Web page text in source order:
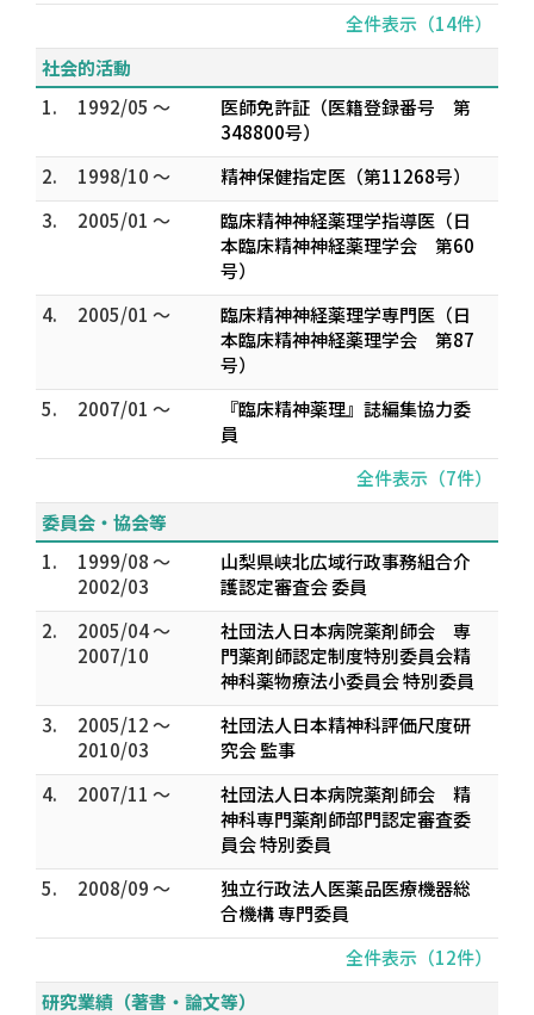
全件表示（14件）
社会的活動
1.
1992/05 ～
医師免許証（医籍登録番号 第
348800号）
2.
1998/10 ～
精神保健指定医（第11268号）
3.
2005/01 ～
臨床精神神経薬理学指導医（日
本臨床精神神経薬理学会 第60
号）
4.
2005/01 ～
臨床精神神経薬理学専門医（日
本臨床精神神経薬理学会 第87
号）
5.
2007/01 ～
『臨床精神薬理』誌編集協力委
員
全件表示（7件）
委員会・協会等
1.
1999/08 ～
2002/03
山梨県峡北広域行政事務組合介
護認定審査会 委員
2.
2005/04 ～
2007/10
社団法人日本病院薬剤師会 専
門薬剤師認定制度特別委員会精
神科薬物療法小委員会 特別委員
3.
2005/12 ～
2010/03
社団法人日本精神科評価尺度研
究会 監事
4.
2007/11 ～
社団法人日本病院薬剤師会 精
神科専門薬剤師部門認定審査委
員会 特別委員
5.
2008/09 ～
独立行政法人医薬品医療機器総
合機構 専門委員
全件表示（12件）
研究業績（著書・論文等）